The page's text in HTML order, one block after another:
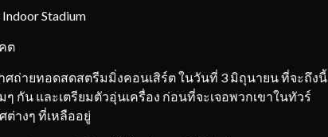
Stadium
ต
ายทอดสดสตรีมมิ่งคอนเสิร์ต ในวันที่ 3 มิถุนายน ที่จะถึงนี้
กัน และเตรียมตัวอุ่นเครื่อง ก่อนที่จะเจอพวกเขาในทัวร์
ทศต่างๆ ที่เหลืออยู่